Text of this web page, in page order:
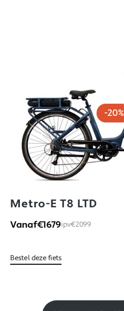
-20%
Metro-E T8 LTD
Vanaf€1679ipv€2099
Bestel deze fiets